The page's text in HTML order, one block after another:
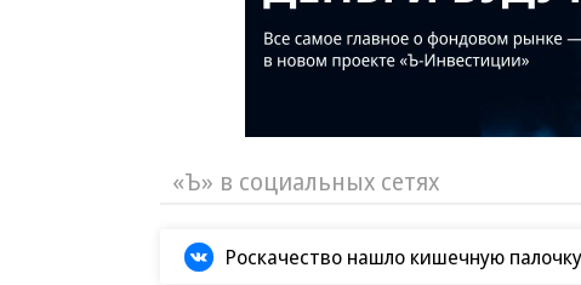
«Ъ» в социальных сетях
Роскачество нашло кишечную